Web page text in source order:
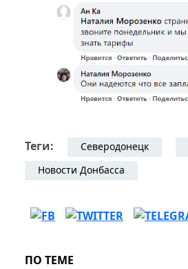
Теги: Северодонецк
Новости Донбасса
ПО ТЕМЕ